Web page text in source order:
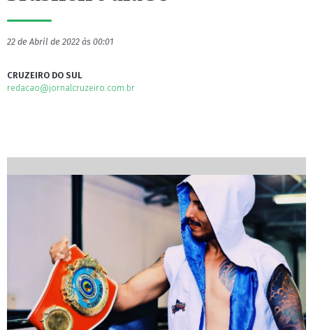
22 de Abril de 2022 às 00:01
CRUZEIRO DO SUL
redacao@jornalcruzeiro.com.br